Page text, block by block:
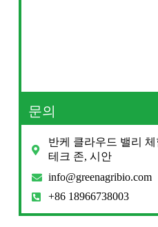
문의
반케 클라우드 밸리 체
테크 존, 시안
info@greenagribio.com
+86 18966738003